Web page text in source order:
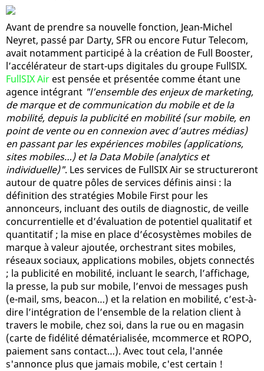
Avant de prendre sa nouvelle fonction, Jean-Michel
Neyret, passé par Darty, SFR ou encore Futur Telecom,
avait notamment participé à la création de Full Booster,
l’accélérateur de start-ups digitales du groupe FullSIX.
FullSIX Air est pensée et présentée comme étant une
agence intégrant "l’ensemble des enjeux de marketing,
de marque et de communication du mobile et de la
mobilité, depuis la publicité en mobilité (sur mobile, en
point de vente ou en connexion avec d’autres médias)
en passant par les expériences mobiles (applications,
sites mobiles…) et la Data Mobile (analytics et
individuelle)". Les services de FullSIX Air se structureront
autour de quatre pôles de services définis ainsi : la
définition des stratégies Mobile First pour les
annonceurs, incluant des outils de diagnostic, de veille
concurrentielle et d’évaluation de potentiel qualitatif et
quantitatif ; la mise en place d’écosystèmes mobiles de
marque à valeur ajoutée, orchestrant sites mobiles,
réseaux sociaux, applications mobiles, objets connectés
; la publicité en mobilité, incluant le search, l’affichage,
la presse, la pub sur mobile, l’envoi de messages push
(e-mail, sms, beacon…) et la relation en mobilité, c’est-à-
dire l’intégration de l’ensemble de la relation client à
travers le mobile, chez soi, dans la rue ou en magasin
(carte de fidélité dématérialisée, mcommerce et ROPO,
paiement sans contact…). Avec tout cela, l'année
s'annonce plus que jamais mobile, c'est certain !